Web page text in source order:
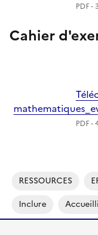
PDF -
Cahier
PDF -
RESSOURCES
Inclure